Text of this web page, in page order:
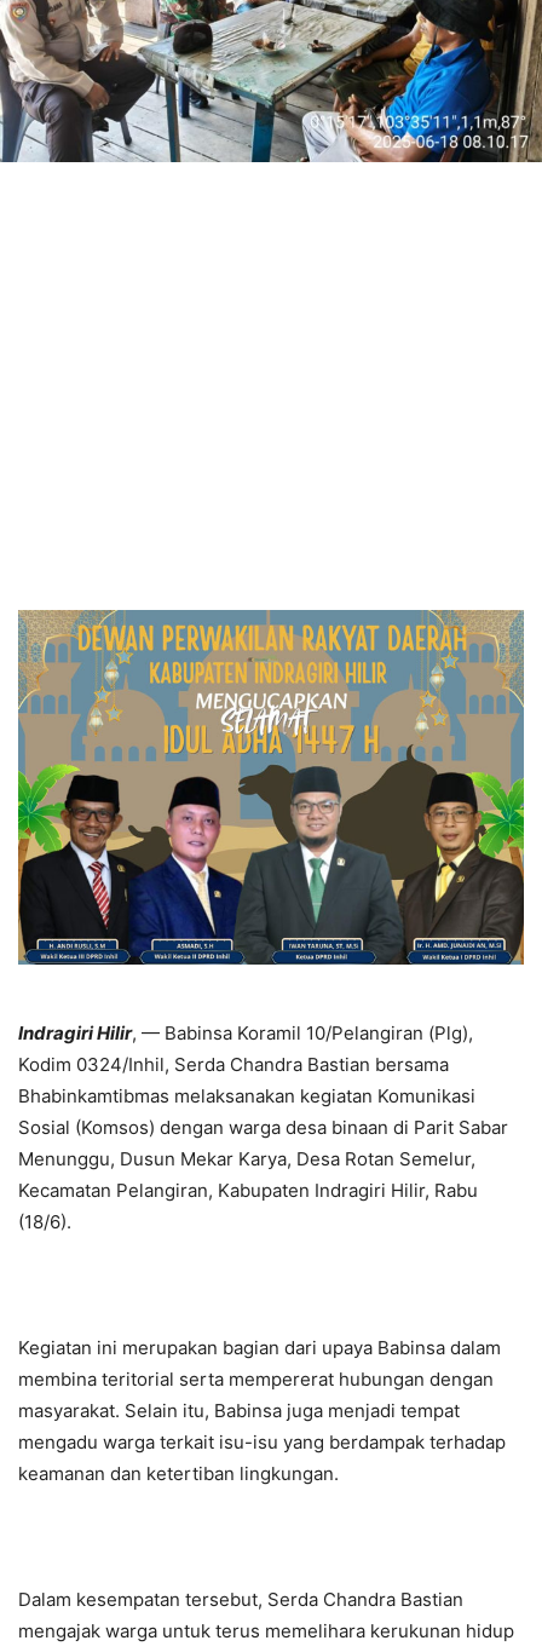
Indragiri Hilir, — Babinsa Koramil 10/Pelangiran (Plg),
Kodim 0324/Inhil, Serda Chandra Bastian bersama
Bhabinkamtibmas melaksanakan kegiatan Komunikasi
Sosial (Komsos) dengan warga desa binaan di Parit Sabar
Menunggu, Dusun Mekar Karya, Desa Rotan Semelur,
Kecamatan Pelangiran, Kabupaten Indragiri Hilir, Rabu
(18/6).
Kegiatan ini merupakan bagian dari upaya Babinsa dalam
membina teritorial serta mempererat hubungan dengan
masyarakat. Selain itu, Babinsa juga menjadi tempat
mengadu warga terkait isu-isu yang berdampak terhadap
keamanan dan ketertiban lingkungan.
Dalam kesempatan tersebut, Serda Chandra Bastian
mengajak warga untuk terus memelihara kerukunan hidup